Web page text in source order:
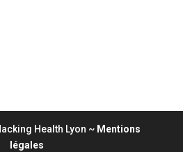
Health Lyon ~ Mentions
légales